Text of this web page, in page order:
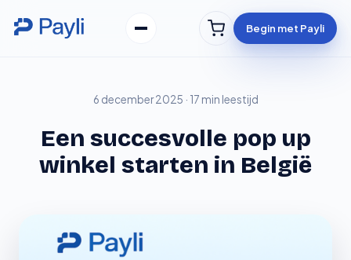
naar
Begin met Payli
6 december 2025 · 17 min leestijd
Een succesvolle pop up
winkel starten in België